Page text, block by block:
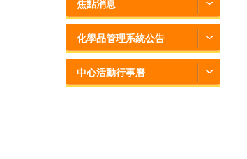
焦點消息
化學品管理系統公告
中心活動行事曆